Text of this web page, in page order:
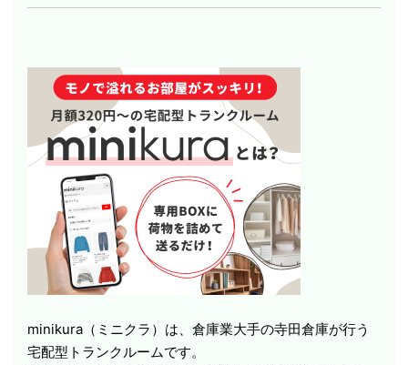
minikura（ミニクラ）は、倉庫業大手の寺田倉庫が行う
宅配型トランクルームです。